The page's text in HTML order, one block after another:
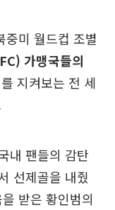
중미 월드컵 조별
가맹국들의
지켜보는 전 세
내 팬들의 감탄
선제골을 내줬
받은 황인범의